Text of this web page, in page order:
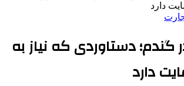
دارد
دستاوردی که نیاز به
دارد